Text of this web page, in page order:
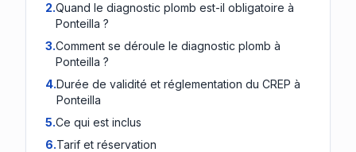
2.Quand le diagnostic plomb est-il obligatoire à
Ponteilla ?
3.Comment se déroule le diagnostic plomb à
Ponteilla ?
4.Durée de validité et réglementation du CREP à
Ponteilla
5.Ce qui est inclus
6.Tarif et réservation